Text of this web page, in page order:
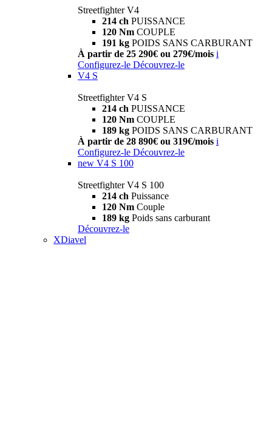
Streetfighter V4
214 ch PUISSANCE
120 Nm COUPLE
191 kg POIDS SANS CARBURANT
À partir de 25 290€ ou 279€/mois i
Configurez-le Découvrez-le
V4 S
Streetfighter V4 S
214 ch PUISSANCE
120 Nm COUPLE
189 kg POIDS SANS CARBURANT
À partir de 28 890€ ou 319€/mois i
Configurez-le Découvrez-le
new V4 S 100
Streetfighter V4 S 100
214 ch Puissance
120 Nm Couple
189 kg Poids sans carburant
Découvrez-le
XDiavel